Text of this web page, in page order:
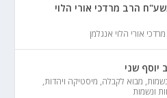
הרב מרדכי אורי הלוי
אורי הלוי אנגלמן
שני
, מבוא לקבלה, מיסטיקה ויהדות,
ונשמות